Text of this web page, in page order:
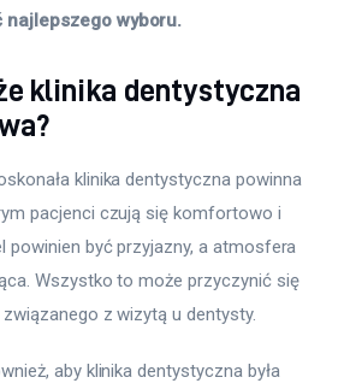
najlepszego wyboru.
klinika dentystyczna
klinika dentystyczna powinna
pacjenci czują się komfortowo i
powinien być przyjazny, a atmosfera
Wszystko to może przyczynić się
z wizytą u dentysty.
aby klinika dentystyczna była